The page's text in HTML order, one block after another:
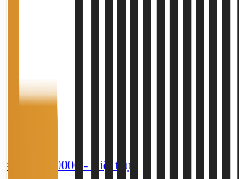
#TS70560006 -
Biệt thự